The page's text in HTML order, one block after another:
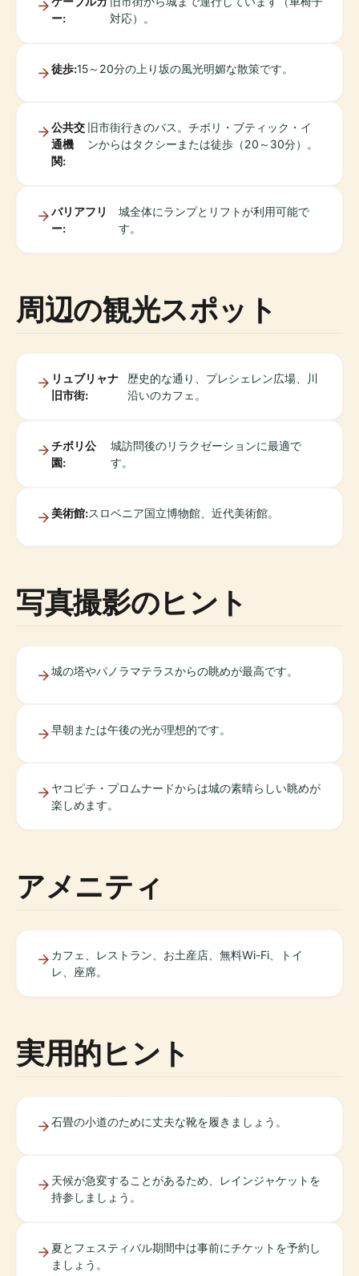
ー:
対応）。
徒歩:15～20分の上り坂の風光明媚な散策です。
公共交
通機
関:
旧市街行きのバス。チボリ・ブティック・イ
ンからはタクシーまたは徒歩（20～30分）。
バリアフリ
ー:
城全体にランプとリフトが利用可能で
す。
周辺の観光スポット
リュブリャナ
旧市街:
歴史的な通り、プレシェレン広場、川
沿いのカフェ。
チボリ公
園:
城訪問後のリラクゼーションに最適で
す。
美術館:スロベニア国立博物館、近代美術館。
写真撮影のヒント
城の塔やパノラマテラスからの眺めが最高です。
早朝または午後の光が理想的です。
ヤコピチ・プロムナードからは城の素晴らしい眺めが
楽しめます。
アメニティ
カフェ、レストラン、お土産店、無料Wi-Fi、トイ
レ、座席。
実用的ヒント
石畳の小道のために丈夫な靴を履きましょう。
天候が急変することがあるため、レインジャケットを
持参しましょう。
夏とフェスティバル期間中は事前にチケットを予約し
ましょう。